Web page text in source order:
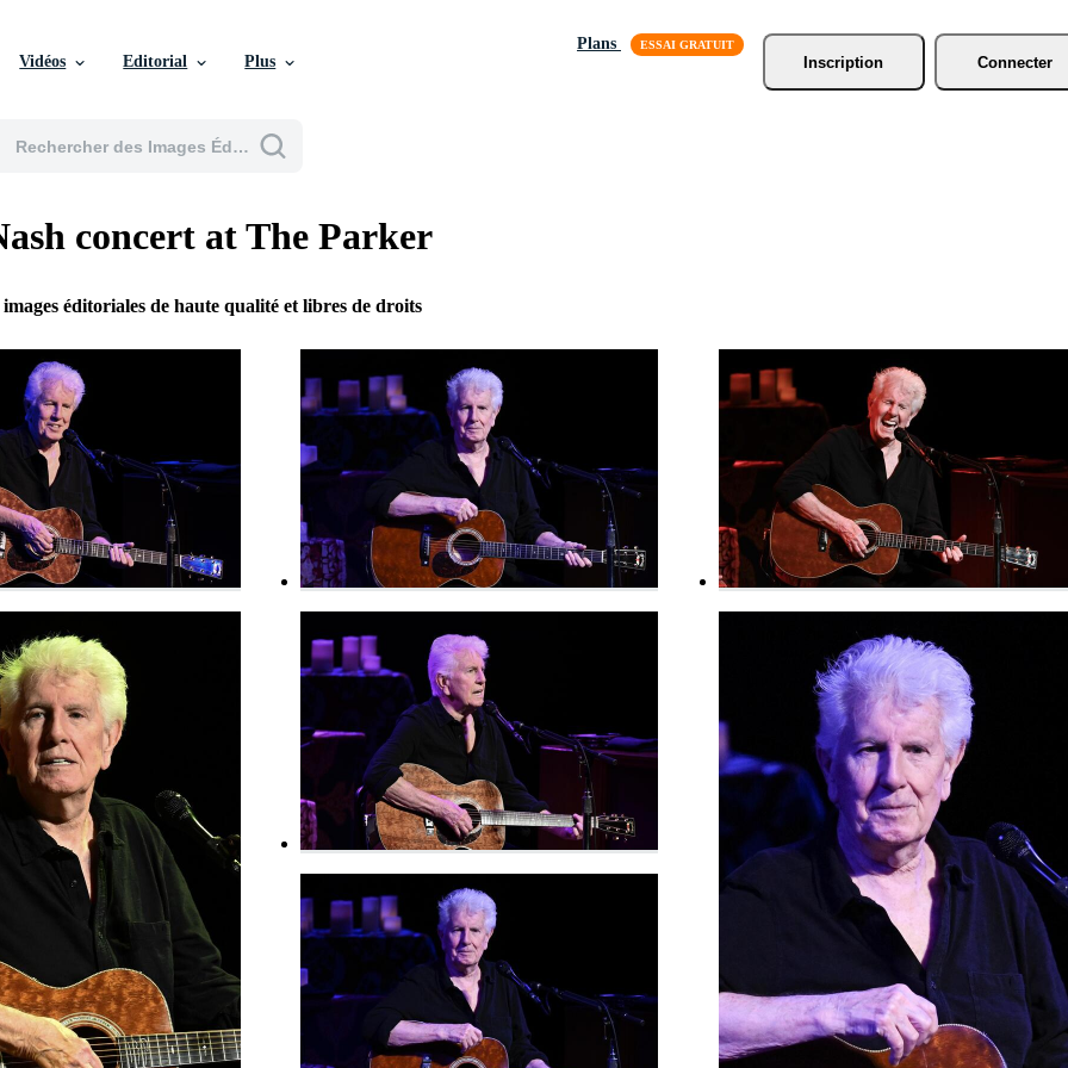
Vidéos Editorial Plus
Plans
Inscription
Connecter
concert at The Parker
images éditoriales de haute qualité et libres de droits